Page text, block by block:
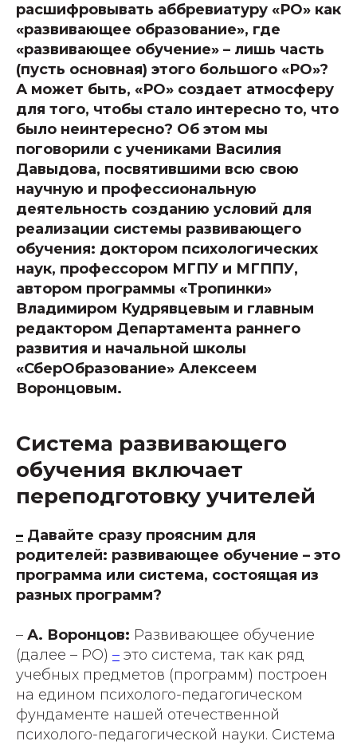
расшифровывать аббревиатуру «РО» как
«развивающее образование», где
«развивающее обучение» – лишь часть
(пусть основная) этого большого «РО»?
А может быть, «РО» создает атмосферу
для того, чтобы стало интересно то, что
было неинтересно? Об этом мы
поговорили с учениками Василия
Давыдова, посвятившими всю свою
научную и профессиональную
деятельность созданию условий для
реализации системы развивающего
обучения: доктором психологических
наук, профессором МГПУ и МГППУ,
автором программы «Тропинки»
Владимиром Кудрявцевым и главным
редактором Департамента раннего
развития и начальной школы
«СберОбразование» Алексеем
Воронцовым.
Система развивающего
обучения включает
переподготовку учителей
– Давайте сразу проясним для
родителей: развивающее обучение – это
программа или система, состоящая из
разных программ?
– А. Воронцов: Развивающее обучение
(далее – РО) – это система, так как ряд
учебных предметов (программ) построен
на едином психолого-педагогическом
фундаменте нашей отечественной
психолого-педагогической науки. Система